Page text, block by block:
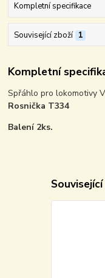
Kompletní specifikace
Související zboží 1
Kompletní
Spřáhlo pro lokomotivy
Rosnička T334
Balení 2ks.